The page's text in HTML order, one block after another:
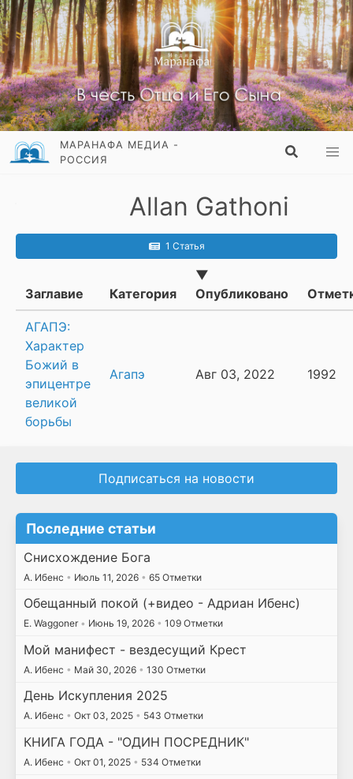
МАРАНАФА МЕДИА -
РОССИЯ
Allan Gathoni
1 Статья
Заглавие Категория
▼
Опубликовано
АГАПЭ:
Характер
Божий в
эпицентре
великой
борьбы
Агапэ Авг 03, 2022 1992
Подписаться на новости
Последние статьи
Снисхождение Бога
А. Ибенс • Июль 11, 2026 • 65 Отметки
Обещанный покой (+видео - Адриан Ибенс)
E. Waggoner • Июнь 19, 2026 • 109 Отметки
Мой манифест - вездесущий Крест
А. Ибенс • Май 30, 2026 • 130 Отметки
День Искупления 2025
А. Ибенс • Окт 03, 2025 • 543 Отметки
КНИГА ГОДА - "ОДИН ПОСРЕДНИК"
А. Ибенс • Окт 01, 2025 • 534 Отметки